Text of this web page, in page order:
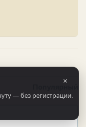
×
— без регистрации.